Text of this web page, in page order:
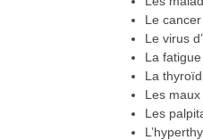
Le cancer
Le virus
La fatigue
La
Les
Les